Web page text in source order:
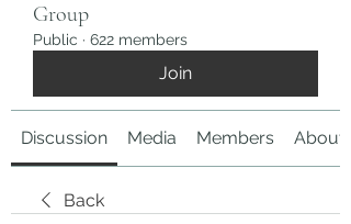
Group
Public · 622 members
Join
Discussion Media Members About
Back